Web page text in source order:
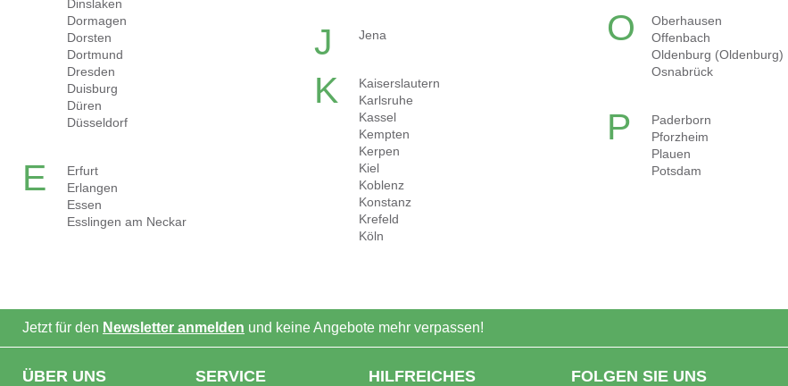
Dinslaken
Dormagen
Dorsten
Dortmund
Dresden
Duisburg
Düren
Düsseldorf
E
Erfurt
Erlangen
Essen
Esslingen am Neckar
J Jena
K
Kaiserslautern
Karlsruhe
Kassel
Kempten
Kerpen
Kiel
Koblenz
Konstanz
Krefeld
Köln
O
Oberhausen
Offenbach
Oldenburg (Oldenburg)
Osnabrück
P
Paderborn
Pforzheim
Plauen
Potsdam
Jetzt für den Newsletter anmelden und keine Angebote mehr verpassen!
ÜBER UNS SERVICE HILFREICHES FOLGEN SIE UNS